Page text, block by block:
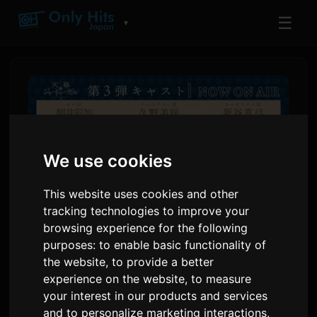
We use cookies
This website uses cookies and other
tracking technologies to improve your
browsing experience for the following
purposes:to enable basic functionality of
the website,to provide a better
experience on the website,to measure
your interest in our products and services
and to personalize marketing interactions,
▼ ☰
Tenmaku no Jaadugar turi
PV ġdida għall-ark tal-
Mongolja u kast ta’ leħen il-